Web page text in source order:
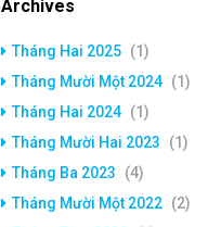
Archives
Tháng Hai 2025 (1)
Tháng Mười Một 2024 (1)
Tháng Hai 2024 (1)
Tháng Mười Hai 2023
(1)
Tháng Ba 2023
(4)
Tháng Mười Một 2022 (2)